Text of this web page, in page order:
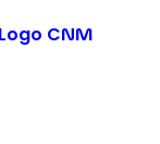
Logo CNM